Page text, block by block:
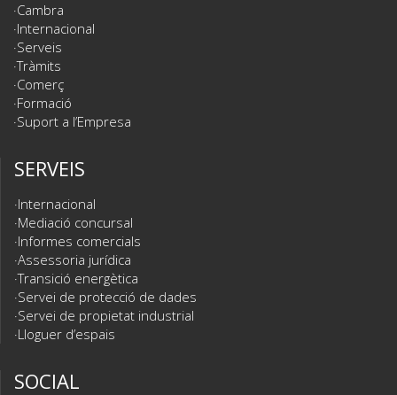
Cambra
Internacional
Serveis
Tràmits
Comerç
Formació
Suport a l’Empresa
SERVEIS
Internacional
Mediació concursal
Informes comercials
Assessoria jurídica
Transició energètica
Servei de protecció de dades
Servei de propietat industrial
Lloguer d’espais
SOCIAL